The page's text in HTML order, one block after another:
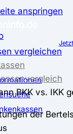
anspringen
vergleichen
BKK vs. IKK
der